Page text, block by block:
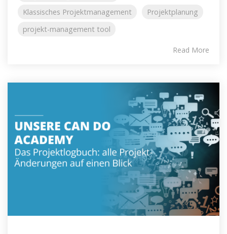
Klassisches Projektmanagement
Projektplanung
projekt-management tool
Read More